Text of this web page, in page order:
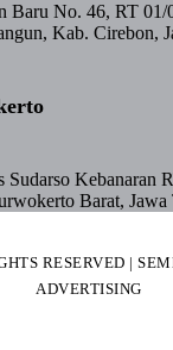
Baru No. 46, RT 01/
Kab. Cirebon,
Sudarso Kebanaran
Barat, Jawa
RESERVED |
ADVERTISING